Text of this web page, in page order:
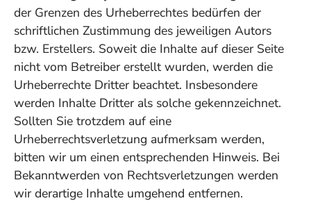
der Grenzen des Urheberrechtes bedürfen der
schriftlichen Zustimmung des jeweiligen Autors
bzw. Erstellers. Soweit die Inhalte auf dieser Seite
nicht vom Betreiber erstellt wurden, werden die
Urheberrechte Dritter beachtet. Insbesondere
werden Inhalte Dritter als solche gekennzeichnet.
Sollten Sie trotzdem auf eine
Urheberrechtsverletzung aufmerksam werden,
bitten wir um einen entsprechenden Hinweis. Bei
Bekanntwerden von Rechtsverletzungen werden
wir derartige Inhalte umgehend entfernen.